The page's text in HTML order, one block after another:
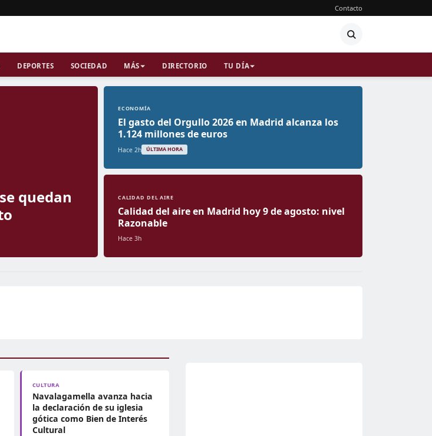
Contacto
DEPORTES SOCIEDAD MÁS DIRECTORIO TU DÍA
quedan
ECONOMÍA
El gasto del Orgullo 2026 en Madrid alcanza los
1.124 millones de euros
Hace 2h ÚLTIMA HORA
CALIDAD DEL AIRE
Calidad del aire en Madrid hoy 9 de agosto: nivel
Razonable
Hace 3h
CULTURA
Navalagamella avanza hacia
la declaración de su iglesia
gótica como Bien de Interés
Cultural